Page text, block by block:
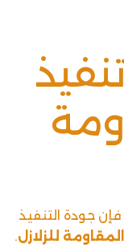
جودة التنفيذ
للزلازل.